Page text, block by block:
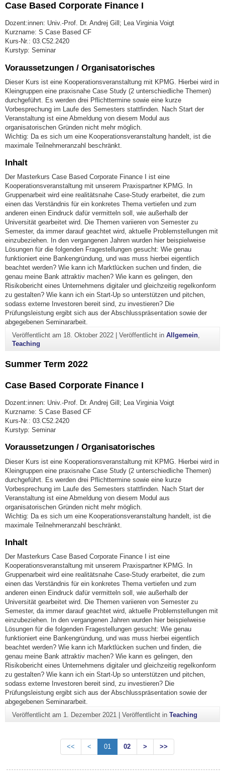
Case Based Corporate Finance I
Dozent:innen: Univ.-Prof. Dr. Andrej Gill; Lea Virginia Voigt
Kurzname: S Case Based CF
Kurs-Nr.: 03.C52.2420
Kurstyp: Seminar
Voraussetzungen / Organisatorisches
Dieser Kurs ist eine Kooperationsveranstaltung mit KPMG. Hierbei wird in
Kleingruppen eine praxisnahe Case Study (2 unterschiedliche Themen)
durchgeführt. Es werden drei Pflichttermine sowie eine kurze
Vorbesprechung im Laufe des Semesters stattfinden. Nach Start der
Veranstaltung ist eine Abmeldung von diesem Modul aus
organisatorischen Gründen nicht mehr möglich.
Wichtig: Da es sich um eine Kooperationsveranstaltung handelt, ist die
maximale Teilnehmeranzahl beschränkt.
Inhalt
Der Masterkurs Case Based Corporate Finance I ist eine
Kooperationsveranstaltung mit unserem Praxispartner KPMG. In
Gruppenarbeit wird eine realitätsnahe Case-Study erarbeitet, die zum
einen das Verständnis für ein konkretes Thema vertiefen und zum
anderen einen Eindruck dafür vermitteln soll, wie außerhalb der
Universität gearbeitet wird. Die Themen variieren von Semester zu
Semester, da immer darauf geachtet wird, aktuelle Problemstellungen mit
einzubeziehen. In den vergangenen Jahren wurden hier beispielweise
Lösungen für die folgenden Fragestellungen gesucht: Wie genau
funktioniert eine Bankengründung, und was muss hierbei eigentlich
beachtet werden? Wie kann ich Marktlücken suchen und finden, die
genau meine Bank attraktiv machen? Wie kann es gelingen, den
Risikobericht eines Unternehmens digitaler und gleichzeitig regelkonform
zu gestalten? Wie kann ich ein Start-Up so unterstützen und pitchen,
sodass externe Investoren bereit sind, zu investieren? Die
Prüfungsleistung ergibt sich aus der Abschlusspräsentation sowie der
abgegebenen Seminararbeit.
Veröffentlicht am 18. Oktober 2022| Veröffentlicht in Allgemein,
Teaching
Summer Term 2022
Case Based Corporate Finance I
Dozent:innen: Univ.-Prof. Dr. Andrej Gill; Lea Virginia Voigt
Kurzname: S Case Based CF
Kurs-Nr.: 03.C52.2420
Kurstyp: Seminar
Voraussetzungen / Organisatorisches
Dieser Kurs ist eine Kooperationsveranstaltung mit KPMG. Hierbei wird in
Kleingruppen eine praxisnahe Case Study (2 unterschiedliche Themen)
durchgeführt. Es werden drei Pflichttermine sowie eine kurze
Vorbesprechung im Laufe des Semesters stattfinden. Nach Start der
Veranstaltung ist eine Abmeldung von diesem Modul aus
organisatorischen Gründen nicht mehr möglich.
Wichtig: Da es sich um eine Kooperationsveranstaltung handelt, ist die
maximale Teilnehmeranzahl beschränkt.
Inhalt
Der Masterkurs Case Based Corporate Finance I ist eine
Kooperationsveranstaltung mit unserem Praxispartner KPMG. In
Gruppenarbeit wird eine realitätsnahe Case-Study erarbeitet, die zum
einen das Verständnis für ein konkretes Thema vertiefen und zum
anderen einen Eindruck dafür vermitteln soll, wie außerhalb der
Universität gearbeitet wird. Die Themen variieren von Semester zu
Semester, da immer darauf geachtet wird, aktuelle Problemstellungen mit
einzubeziehen. In den vergangenen Jahren wurden hier beispielweise
Lösungen für die folgenden Fragestellungen gesucht: Wie genau
funktioniert eine Bankengründung, und was muss hierbei eigentlich
beachtet werden? Wie kann ich Marktlücken suchen und finden, die
genau meine Bank attraktiv machen? Wie kann es gelingen, den
Risikobericht eines Unternehmens digitaler und gleichzeitig regelkonform
zu gestalten? Wie kann ich ein Start-Up so unterstützen und pitchen,
sodass externe Investoren bereit sind, zu investieren? Die
Prüfungsleistung ergibt sich aus der Abschlusspräsentation sowie der
abgegebenen Seminararbeit.
Veröffentlicht am 1. Dezember 2021 | Veröffentlicht in Teaching
<< < 01 02 > >>